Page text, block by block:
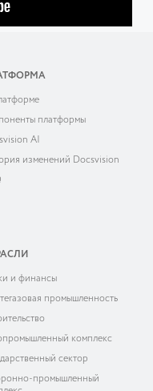
платформы
AI
изменений Docsvision
и финансы
промышленность
комплекс
сектор
промышленный